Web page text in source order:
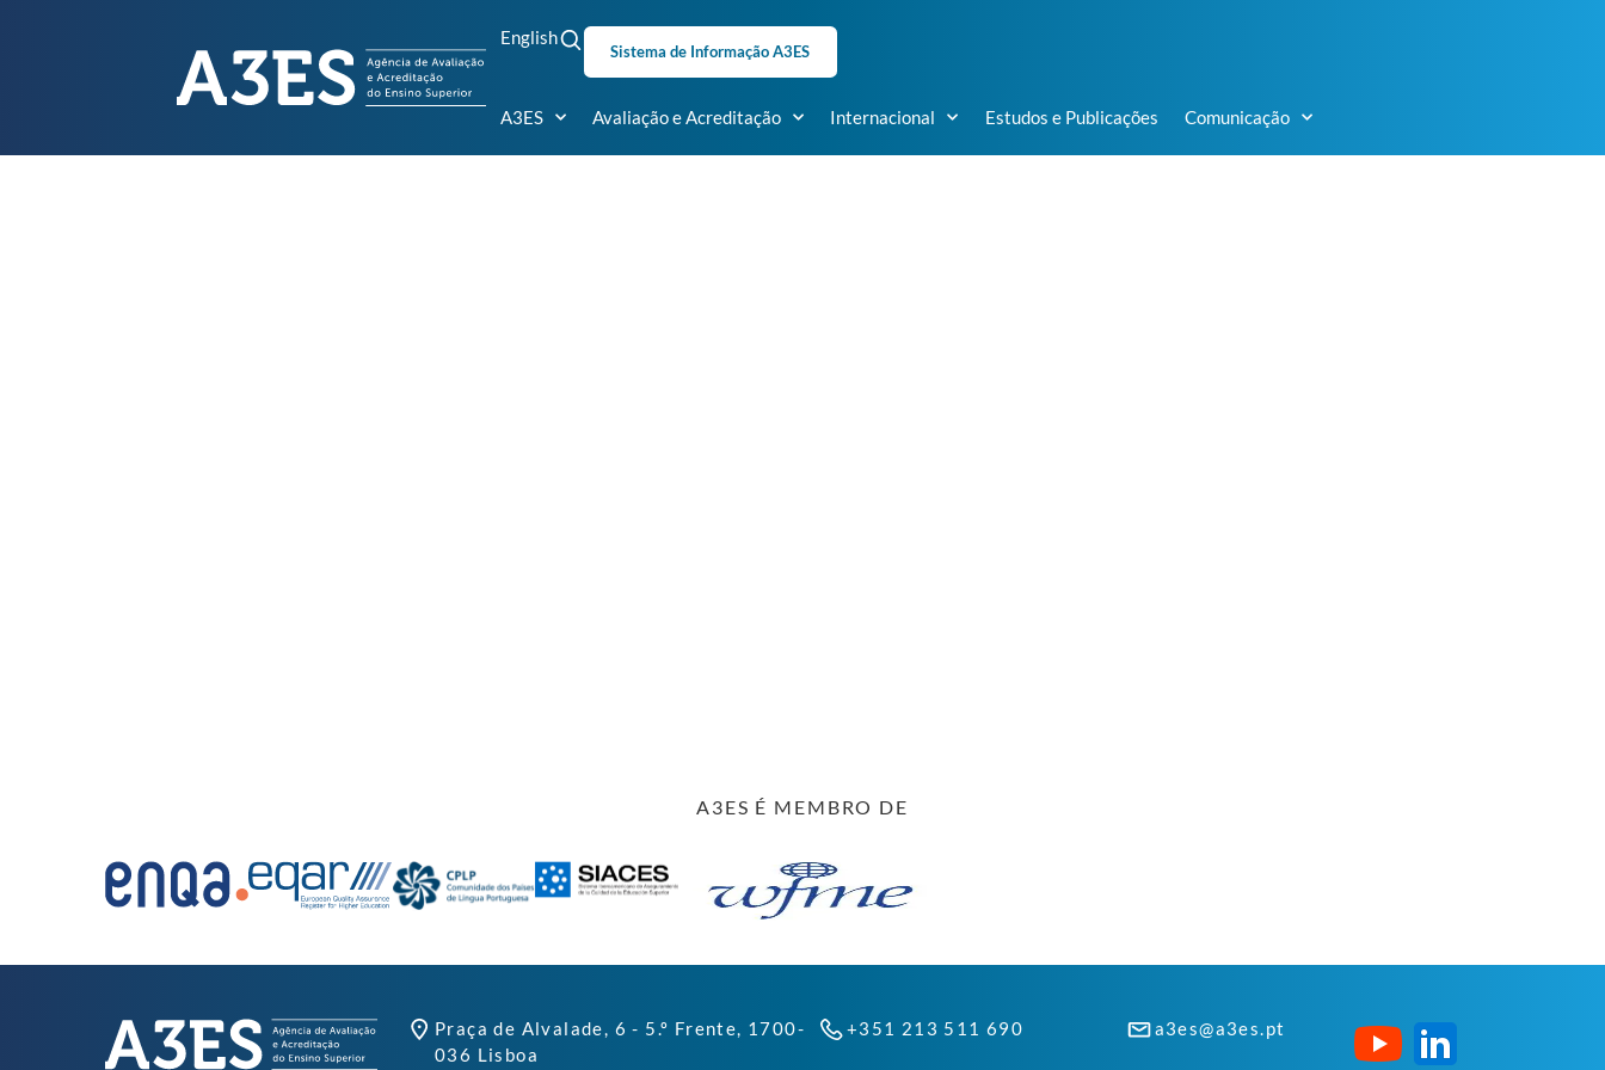
English
Sistema de Informação A3ES
A3ES Avaliação e Acreditação Internacional Estudos e Publicações Comunicação
A3ES É MEMBRO DE
Praça de Alvalade, 6 - 5.º Frente, 1700-
036 Lisboa
+351 213 511 690 a3es@a3es.pt